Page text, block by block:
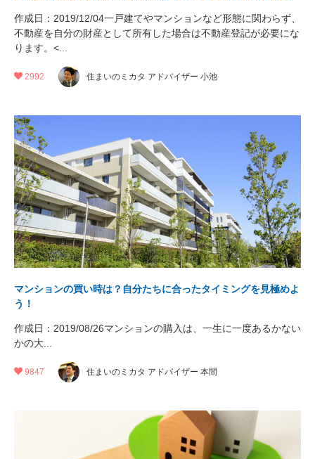
作成日：2019/12/04一戸建てやマンションなど形態に関わらず、
不動産を自分の財産として所有した場合は不動産登記が必要にな
ります。<...
2992 住まいのミカタ アドバイザー 小池
マンションの買い時は？自分たちに合ったタイミングを見極めよ
う！
作成日：2019/08/26マンションの購入は、一生に一度あるかない
かの大...
9847 住まいのミカタ アドバイザー 本間